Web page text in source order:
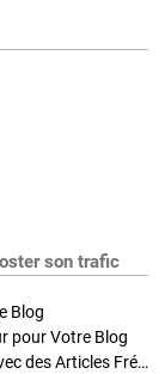
son trafic
Blog
pour Votre Blog
Stratégies de Publication : Boostez Votre Blog avec des Articles Fréquents et Exclusifs